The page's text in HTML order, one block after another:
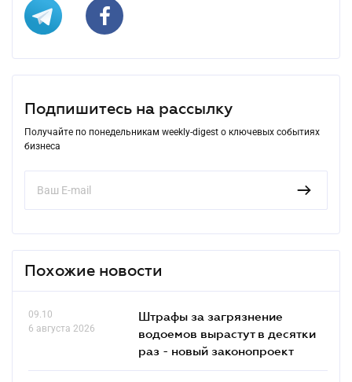
Подпишитесь на рассылку
Получайте по понедельникам weekly-digest о ключевых событиях
бизнеса
Похожие новости
09.10
6 августа 2026
Штрафы за загрязнение
водоемов вырастут в десятки
раз - новый законопроект